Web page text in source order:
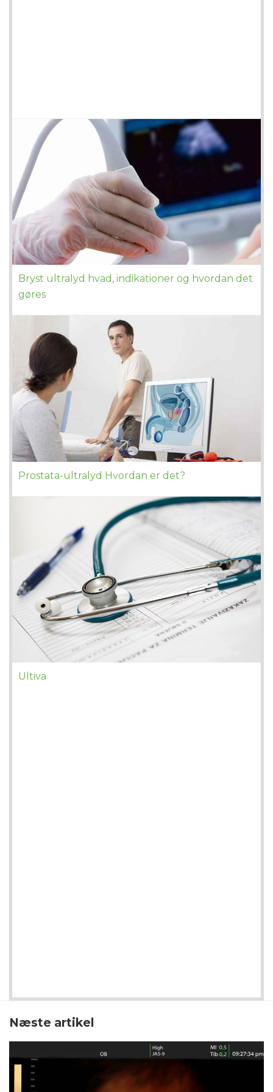
Bryst ultralyd hvad, indikationer og hvordan det
gøres
Prostata-ultralyd Hvordan er det?
Ultiva
Næste artikel